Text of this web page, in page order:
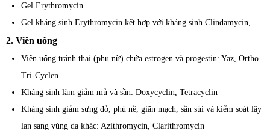
Gel Erythromycin
Gel kháng sinh Erythromycin kết hợp với kháng sinh Clindamycin,…
2. Viên uống
Viên uống tránh thai (phụ nữ) chứa estrogen và progestin: Yaz, Ortho
Tri-Cyclen
Kháng sinh làm giảm mủ và sần: Doxycyclin, Tetracyclin
Kháng sinh giảm sưng đỏ, phù nề, giãn mạch, sần sùi và kiểm soát lây
lan sang vùng da khác: Azithromycin, Clarithromycin